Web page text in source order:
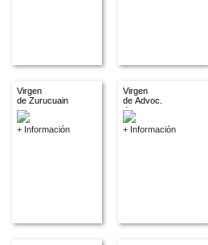
Virgen
de Zurucuain
+ Información
Virgen
de Advoc.
descon.
+ Información